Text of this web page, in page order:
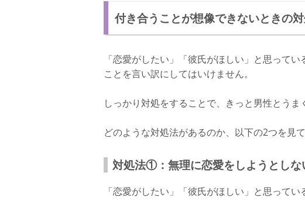
付き合うことが想像できないときの
「恋愛がしたい」「彼氏がほしい」と思って
ことを言い訳にしてはいけません。
しっかり対処をすることで、きっと男性とうま
どのような対処法があるのか、以下の2つを見て
対処法①：無理に恋愛をしようとしな
「恋愛がしたい」「彼氏がほしい」と思って